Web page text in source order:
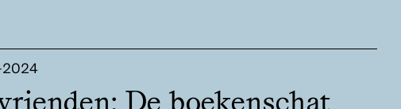
2024
De boekenschat